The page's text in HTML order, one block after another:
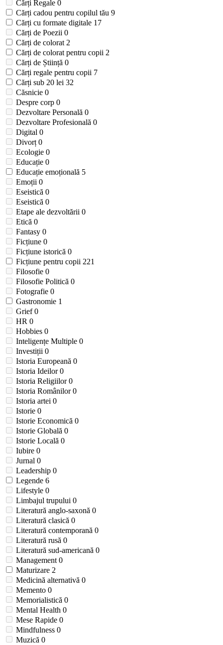
Cărți Regale 0
Cărți cadou pentru copilul tău 9
Cărți cu formate digitale 17
Cărți de Poezii 0
Cărți de colorat 2
Cărți de colorat pentru copii 2
Cărți de Știință 0
Cărți regale pentru copii 7
Cărți sub 20 lei 32
Căsnicie 0
Despre corp 0
Dezvoltare Personală 0
Dezvoltare Profesională 0
Digital 0
Divorț 0
Ecologie 0
Educație 0
Educație emoțională 5
Emoții 0
Eseistică 0
Eseistică 0
Etape ale dezvoltării 0
Etică 0
Fantasy 0
Ficțiune 0
Ficțiune istorică 0
Ficțiune pentru copii 221
Filosofie 0
Filosofie Politică 0
Fotografie 0
Gastronomie 1
Grief0
HR 0
Hobbies 0
Inteligențe Multiple 0
Investiții 0
Istoria Europeană 0
Istoria Ideilor0
Istoria Religiilor0
Istoria Românilor0
Istoria artei 0
Istorie 0
Istorie Economică 0
Istorie Globală 0
Istorie Locală 0
Iubire 0
Jurnal 0
Leadership 0
Legende 6
Lifestyle 0
Limbajul trupului 0
Literatură anglo-saxonă 0
Literatură clasică 0
Literatură contemporană 0
Literatură rusă 0
Literatură sud-americană 0
Management 0
Maturizare 2
Medicină alternativă 0
Memento 0
Memorialistică 0
Mental Health 0
Mese Rapide 0
Mindfulness 0
Muzică 0